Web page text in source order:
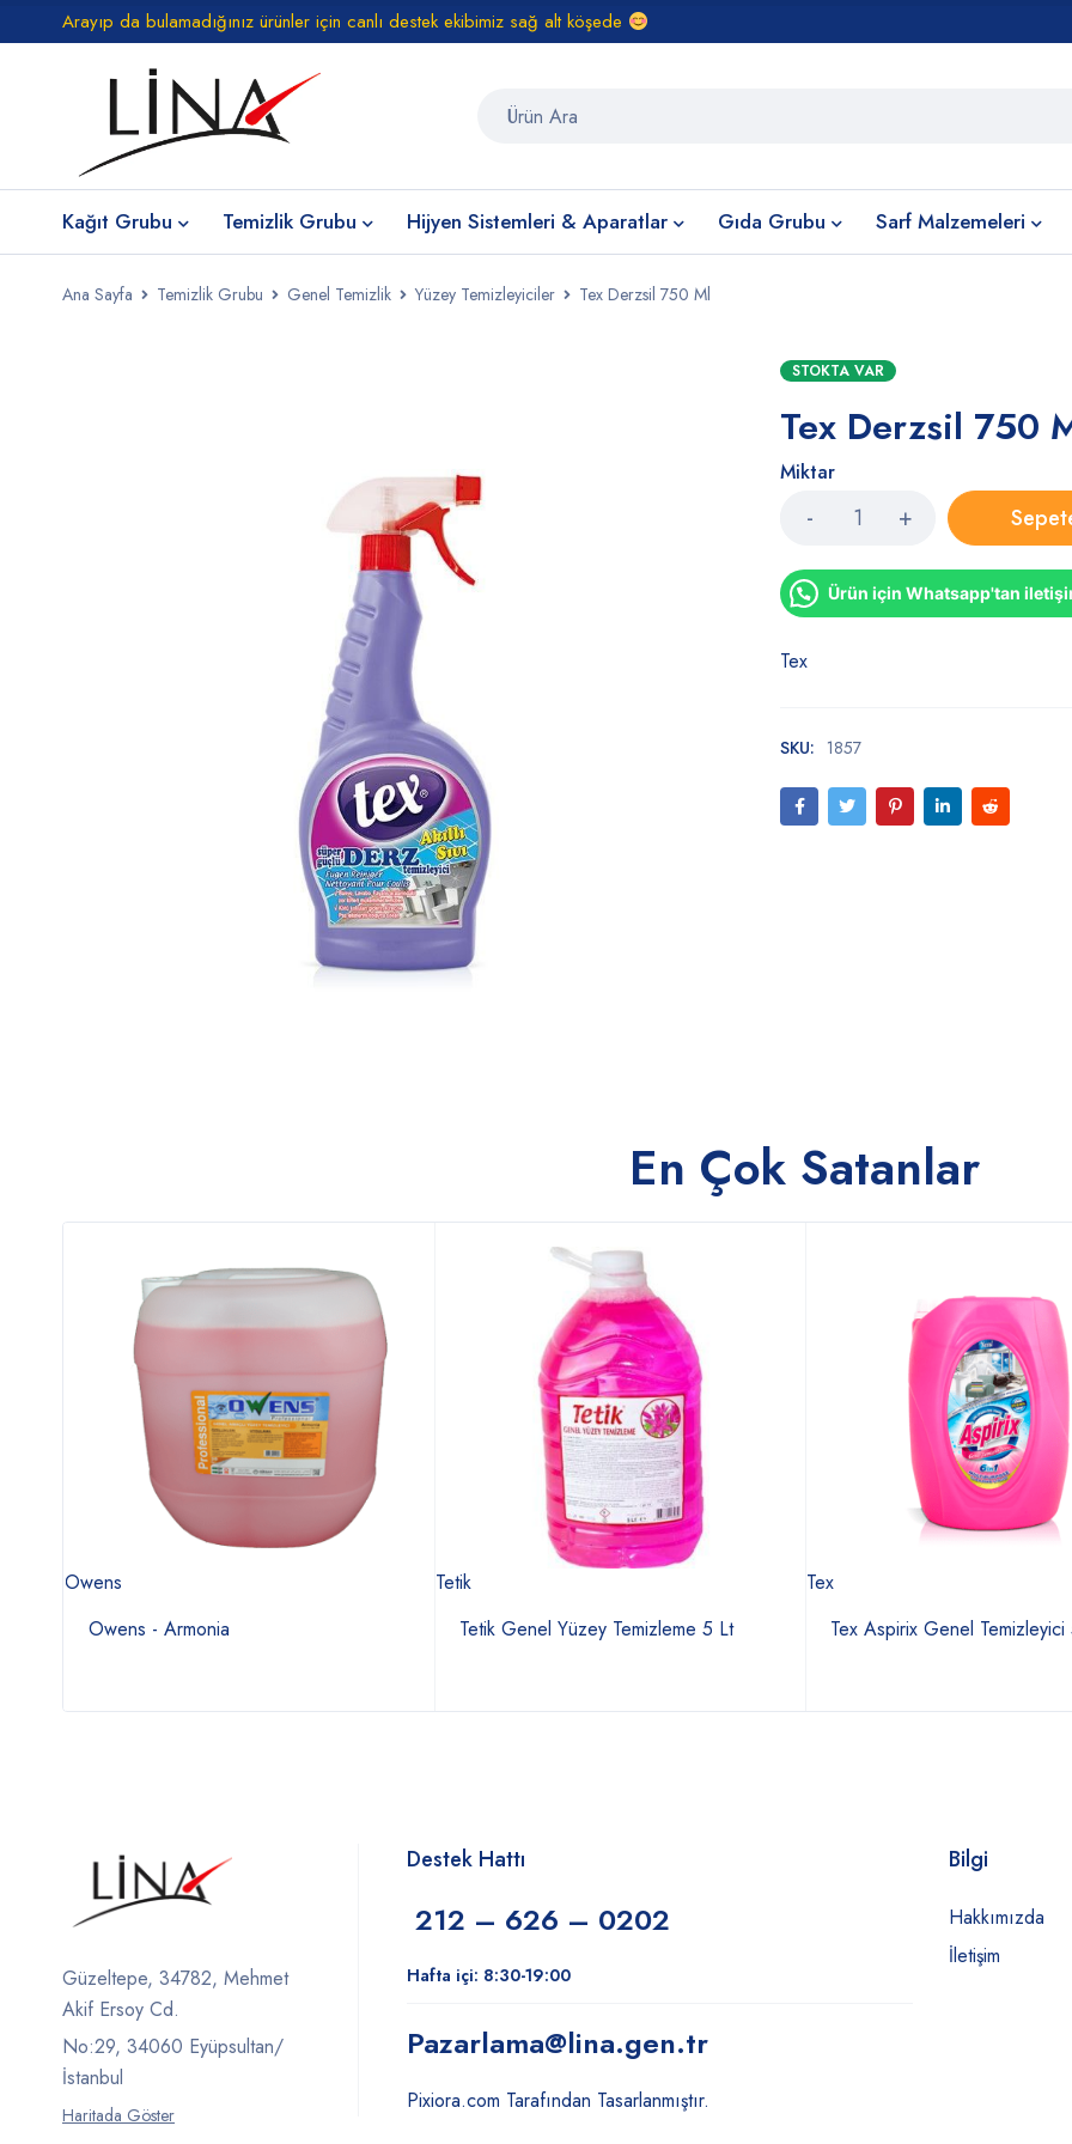
Arayıp da bulamadığınız ürünler için canlı destek ekibimiz sağ alt köşede
Kağıt Grubu Temizlik Grubu Hijyen Sistemleri & Aparatlar Gıda Grubu Sarf Malzemeleri
Ana Sayfa Temizlik Grubu Genel Temizlik Yüzey Temizleyiciler Tex Derzsil 750 Ml
STOKTA VAR
Tex Derzsil 750
Miktar
Ürün için Whatsapp'tan
Tex
SKU: 1857
En Çok Satanlar
Owens
Owens - Armonia
Tetik
Tetik Genel Yüzey Temizleme 5 Lt
Tex
Tex Aspirix Genel Temizleyici
Güzeltepe, 34782, Mehmet
Akif Ersoy Cd.
No:29, 34060 Eyüpsultan/
İstanbul
Haritada Göster
Destek Hattı
212 – 626 – 0202
Hafta içi: 8:30-19:00
Pazarlama@lina.gen.tr
Pixiora.com Tarafından Tasarlanmıştır.
Bilgi
Hakkımızda
İletişim